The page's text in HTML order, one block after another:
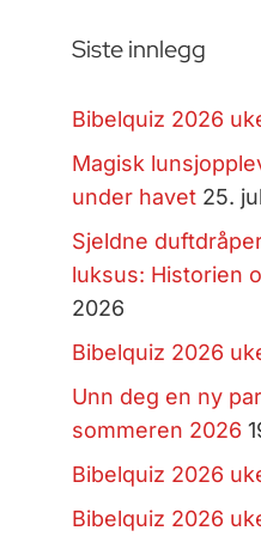
Siste innlegg
Bibelquiz 2026
Magisk
under havet 25.
Sjeldne
luksus: Historien
2026
Bibelquiz 2026
Unn deg en ny
sommeren 2026
Bibelquiz 2026
Bibelquiz 2026